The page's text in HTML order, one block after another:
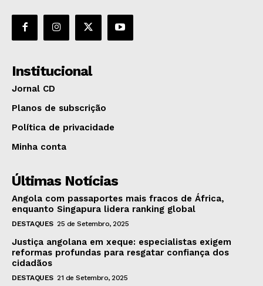
Institucional
Jornal CD
Planos de subscrição
Política de privacidade
Minha conta
Últimas Notícias
Angola com passaportes mais fracos de África,
enquanto Singapura lidera ranking global
DESTAQUES 25 de Setembro, 2025
Justiça angolana em xeque: especialistas exigem
reformas profundas para resgatar confiança dos
cidadãos
DESTAQUES 21 de Setembro, 2025